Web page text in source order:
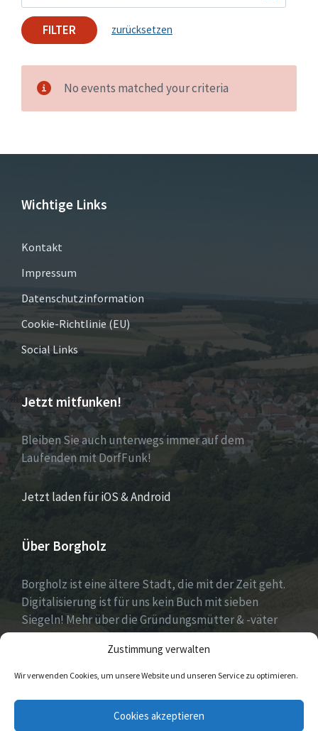
Zustimmung verwalten
Wir verwenden Cookies, um unsere Website und unseren Service zu optimieren.
Cookies akzeptieren
FILTER zurücksetzen
No events matched your criteria
Wichtige Links
Kontakt
Impressum
Datenschutzinformation
Cookie-Richtlinie (EU)
Social Links
Jetzt mitfunken!
Bleiben Sie auch unterwegs immer auf dem
Laufenden mit DorfFunk!
Jetzt laden für iOS & Android
Über Borgholz
Borgholz ist eine ältere Stadt, die mit der Zeit geht.
Digitalisierung ist für uns kein Buch mit sieben
Siegeln! Mehr über die Gründungsmütter & -väter
gibt es unterDorfwerkstattund
https://www.digitale-doerfer.de!